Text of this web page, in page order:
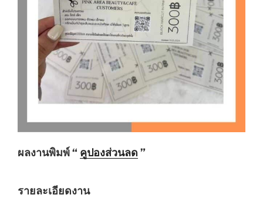
ผลงานพิมพ์ “ คูปองส่วนลด ”
รายละเอียดงาน